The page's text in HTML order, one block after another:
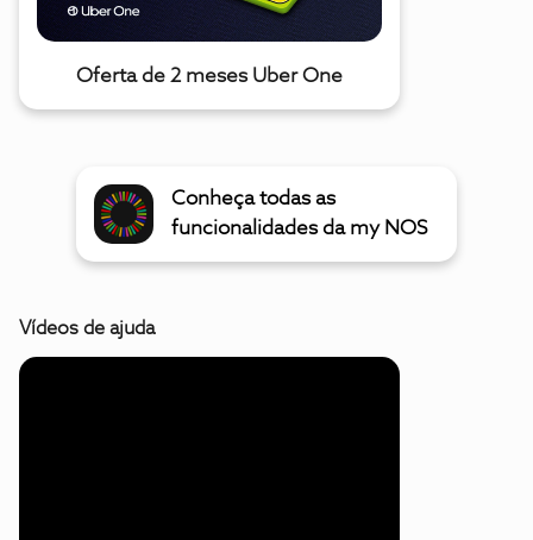
Oferta de 2 meses Uber One
Conheça todas as
funcionalidades da my NOS
Vídeos de ajuda